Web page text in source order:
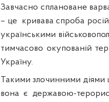
Завчасно сплановане
– це кривава спроба
українськими
тимчасово окупованій
Україну.
Такими злочинними діями
вона є державою-